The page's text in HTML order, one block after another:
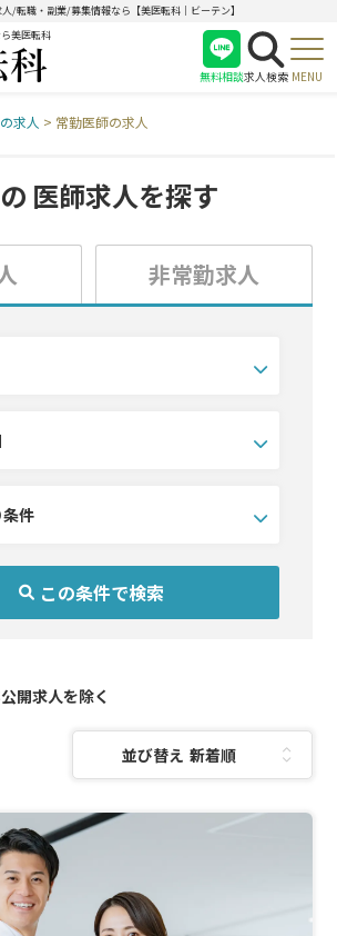
/転職・副業/募集情報なら【美医転科｜ビーテン】
美医転科
無料相談
受付
求人検索 MENU
求人 > 常勤医師の求人
医師求人を探す
非常勤求人
数選択可)
(複数選択可)
件
選択(複数選択可)
求人を除く
並び替え：